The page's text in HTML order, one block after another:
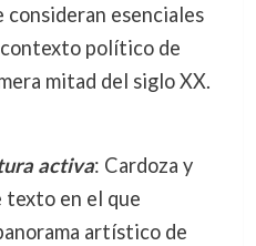
consideran esenciales
político de
mitad del siglo XX.
activa: Cardoza y
texto en el que
artístico de